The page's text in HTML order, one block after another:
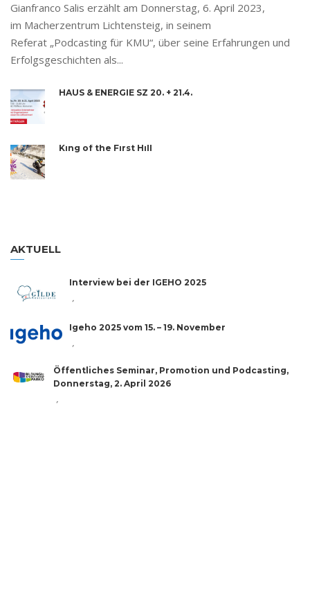
Gianfranco Salis erzählt am Donnerstag, 6. April 2023,
im Macherzentrum Lichtensteig, in seinem
Referat „Podcasting für KMU“, über seine Erfahrungen und
Erfolgsgeschichten als...
HAUS & ENERGIE SZ 20. + 21.4.
King of the First Hill
AKTUELL
Interview bei der IGEHO 2025
,
Igeho 2025 vom 15. – 19. November
,
Öffentliches Seminar, Promotion und Podcasting,
Donnerstag, 2. April 2026
,